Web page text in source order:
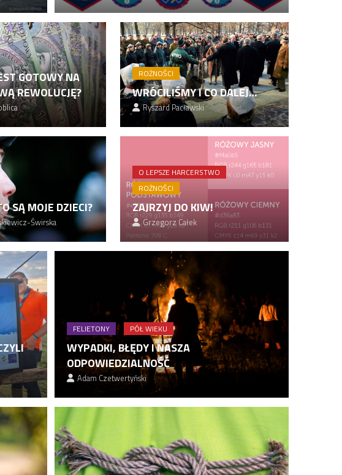
GOTOWY NA
REWOLUCJĘ?
ROŻNOŚCI
WRÓCILIŚMY I CO DALEJ…
Ryszard Pacławski
SĄ MOJE DZIECI?
Świrska
O LEPSZE HARCERSTWO
ROŻNOŚCI
ZAJRZYJ DO KIW!
Grzegorz Całek
FELIETONY PÓŁ WIEKU
WYPADKI, BŁĘDY I NASZA
ODPOWIEDZIALNOŚĆ
Adam Czetwertyński